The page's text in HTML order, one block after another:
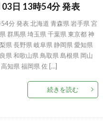
日 13時54分 発表
分 発表 北海道 青森県 岩手県 宮
群馬県 埼玉県 千葉県 東京都 神
県 長野県 岐阜県 静岡県 愛知県
県 和歌山県 鳥取県 島根県 岡山
知県 福岡県 佐 […]
続きを読む